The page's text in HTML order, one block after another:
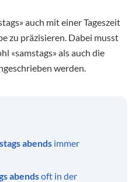
auch mit einer Tageszeit
zu präzisieren. Dabei musst
«samstags» als auch die
werden.
abends immer
abendsoft in der